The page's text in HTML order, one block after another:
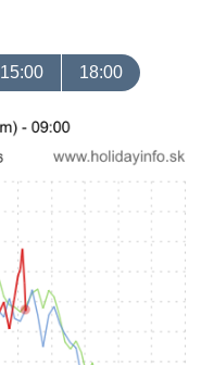
15:00 18:00